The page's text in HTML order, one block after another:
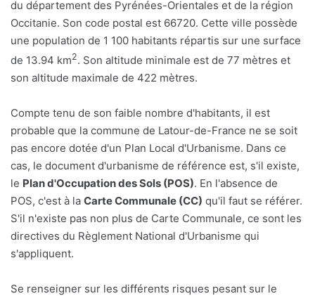
du département des Pyrénées-Orientales et de la région
Occitanie. Son code postal est 66720. Cette ville possède
une population de 1 100 habitants répartis sur une surface
de 13.94 km2. Son altitude minimale est de 77 mètres et
son altitude maximale de 422 mètres.
Compte tenu de son faible nombre d'habitants, il est
probable que la commune de Latour-de-France ne se soit
pas encore dotée d'un Plan Local d'Urbanisme. Dans ce
cas, le document d'urbanisme de référence est, s'il existe,
le Plan d'Occupation des Sols (POS). En l'absence de
POS, c'est à la Carte Communale (CC) qu'il faut se référer.
S'il n'existe pas non plus de Carte Communale, ce sont les
directives du Règlement National d'Urbanisme qui
s'appliquent.
Se renseigner sur les différents risques pesant sur le